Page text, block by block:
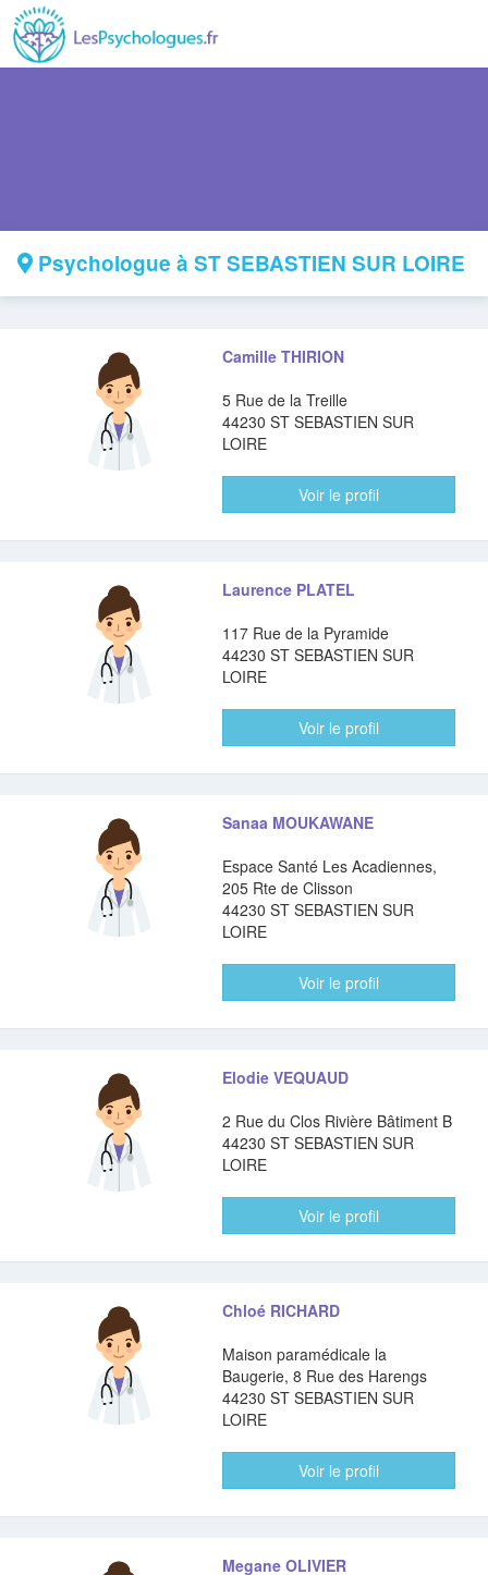
Psychologue à ST SEBASTIEN SUR LOIRE
Camille THIRION
5 Rue de la Treille
44230 ST SEBASTIEN SUR
LOIRE
Voir le profil
Laurence PLATEL
117 Rue de la Pyramide
44230 ST SEBASTIEN SUR
LOIRE
Voir le profil
Sanaa MOUKAWANE
Espace Santé Les Acadiennes,
205 Rte de Clisson
44230 ST SEBASTIEN SUR
LOIRE
Voir le profil
Elodie VEQUAUD
2 Rue du Clos Rivière Bâtiment B
44230 ST SEBASTIEN SUR
LOIRE
Voir le profil
Chloé RICHARD
Maison paramédicale la
Baugerie, 8 Rue des Harengs
44230 ST SEBASTIEN SUR
LOIRE
Voir le profil
Megane OLIVIER